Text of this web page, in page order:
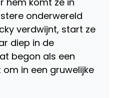
onderwereld
verdwijnt, start ze
diep in de
begon als een
in een gruwelijke